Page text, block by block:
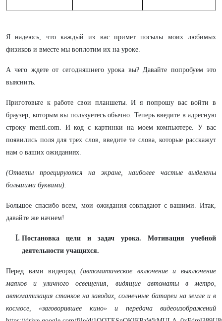
Я надеюсь, что каждый из вас примет посылы моих любимых
физиков и вместе мы воплотим их на уроке.
А чего ждете от сегодняшнего урока вы? Давайте попробуем это
выяснить.
Приготовьте к работе свои планшеты. И я попрошу вас войти в
браузер, которым вы пользуетесь обычно. Теперь введите в адресную
строку menti.сom. И код с картинки на моем компьютере. У вас
появились поля для трех слов, введите те слова, которые расскажут
нам о ваших ожиданиях.
(Ответы проецируются на экране, наиболее частые выделены
большими буквами).
Большое спасибо всем, мои ожидания совпадают с вашими. Итак,
давайте же начнем!
Постановка цели и задач урока. Мотивация учебной
деятельности учащихся.
Перед вами видеоряд (автоматическое включение и выключение
маяков и уличного освещения, видящие автоматы в метро,
автоматизация станков на заводах, солнечные батареи на земле и в
космосе, «заговорившее кино» и передача видеоизображений